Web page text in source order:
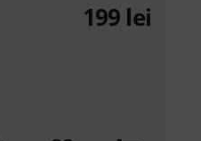
199 lei